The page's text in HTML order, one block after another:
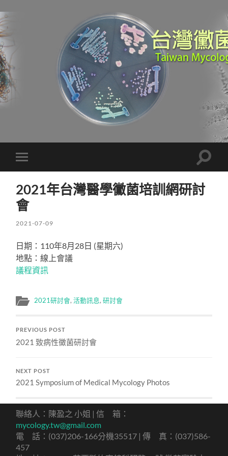
Toggle
mobile
Toggle
2021年台灣醫學黴菌培訓網研討
會
2021-07-09
日期：110年8月28日 (星期六)
地點：線上會議
議程資訊
2021研討會,活動訊息,研討會
PREVIOUS POST
2021 致病性黴菌研討會
NEXT POST
2021 Symposium of Medical Mycology Photos
聯絡人：陳盈之 小姐 | 信 箱：
mycology.tw@gmail.com
電 話：(037)206-166分機35517 | 傳 真：(037)586-
457